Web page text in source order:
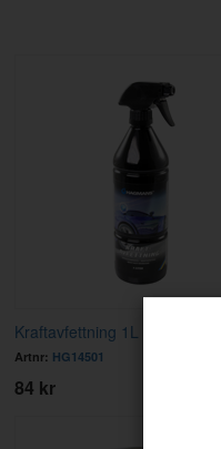
Kraftavfettning 1L med pump
Artnr: HG14501
84 kr